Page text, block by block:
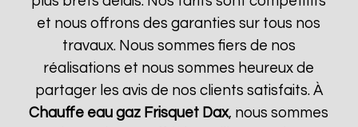
et nous offrons des garanties sur tous nos
travaux. Nous sommes fiers de nos
réalisations et nous sommes heureux de
partager les avis de nos clients satisfaits. À
Chauffe eau gaz Frisquet Dax, nous sommes